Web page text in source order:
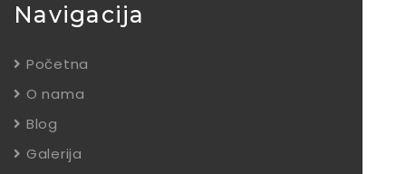
Navigacija
Početna
O nama
Blog
Galerija